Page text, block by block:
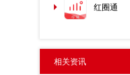
红圈通
相关资讯